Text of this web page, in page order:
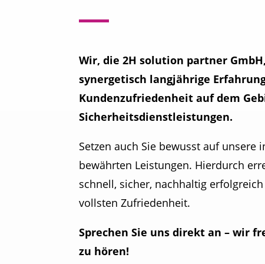
Wir, die 2H solution partner
synergetisch langjährige
Kundenzufriedenheit auf dem
Sicherheitsdienstleistungen.
Setzen auch Sie bewusst auf unsere
bewährten Leistungen. Hierdurch
schnell, sicher, nachhaltig
vollsten Zufriedenheit.
Sprechen Sie uns direkt an – wir
zu hören!